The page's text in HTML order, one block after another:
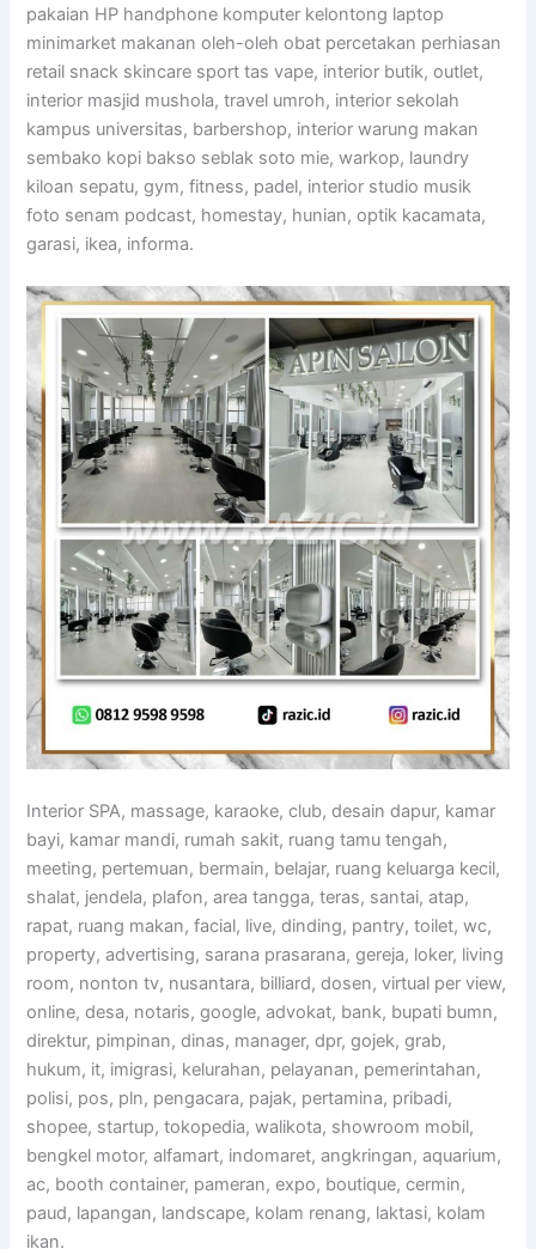
pakaian HP handphone komputer kelontong laptop
minimarket makanan oleh-oleh obat percetakan perhiasan
retail snack skincare sport tas vape, interior butik, outlet,
interior masjid mushola, travel umroh, interior sekolah
kampus universitas, barbershop, interior warung makan
sembako kopi bakso seblak soto mie, warkop, laundry
kiloan sepatu, gym, fitness, padel, interior studio musik
foto senam podcast, homestay, hunian, optik kacamata,
garasi, ikea, informa.
Interior SPA, massage, karaoke, club, desain dapur, kamar
bayi, kamar mandi, rumah sakit, ruang tamu tengah,
meeting, pertemuan, bermain, belajar, ruang keluarga kecil,
shalat, jendela, plafon, area tangga, teras, santai, atap,
rapat, ruang makan, facial, live, dinding, pantry, toilet, wc,
property, advertising, sarana prasarana, gereja, loker, living
room, nonton tv, nusantara, billiard, dosen, virtual per view,
online, desa, notaris, google, advokat, bank, bupati bumn,
direktur, pimpinan, dinas, manager, dpr, gojek, grab,
hukum, it, imigrasi, kelurahan, pelayanan, pemerintahan,
polisi, pos, pln, pengacara, pajak, pertamina, pribadi,
shopee, startup, tokopedia, walikota, showroom mobil,
bengkel motor, alfamart, indomaret, angkringan, aquarium,
ac, booth container, pameran, expo, boutique, cermin,
paud, lapangan, landscape, kolam renang, laktasi, kolam
ikan.